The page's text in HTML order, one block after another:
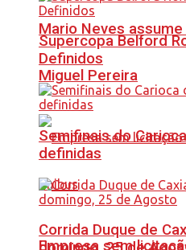
Mario Neves
Miguel Pereira
Empresa sem
Supercopa Belford
Definidos
Semifinais do
definidas
Corrida Duque de